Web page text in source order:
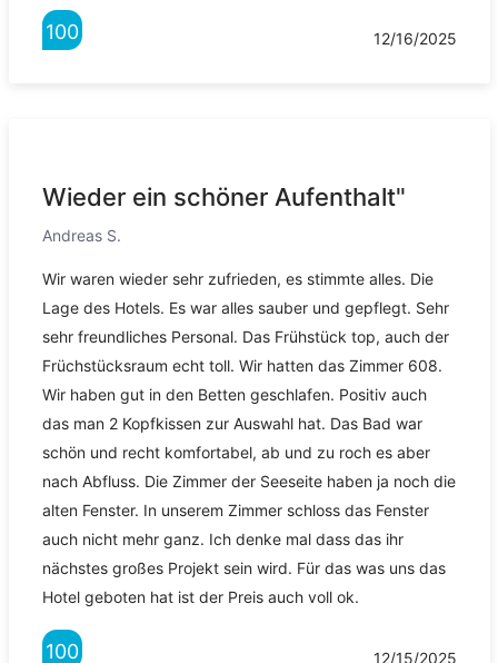
100 12/16/2025
Wieder ein schöner Aufenthalt"
Andreas S.
Wir waren wieder sehr zufrieden, es stimmte alles. Die
Lage des Hotels. Es war alles sauber und gepflegt. Sehr
sehr freundliches Personal. Das Frühstück top, auch der
Früchstücksraum echt toll. Wir hatten das Zimmer 608.
Wir haben gut in den Betten geschlafen. Positiv auch
das man 2 Kopfkissen zur Auswahl hat. Das Bad war
schön und recht komfortabel, ab und zu roch es aber
nach Abfluss. Die Zimmer der Seeseite haben ja noch die
alten Fenster. In unserem Zimmer schloss das Fenster
auch nicht mehr ganz. Ich denke mal dass das ihr
nächstes großes Projekt sein wird. Für das was uns das
Hotel geboten hat ist der Preis auch voll ok.
100 12/15/2025